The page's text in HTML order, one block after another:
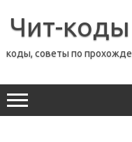
содержимому
Чит-коды
коды, советы по